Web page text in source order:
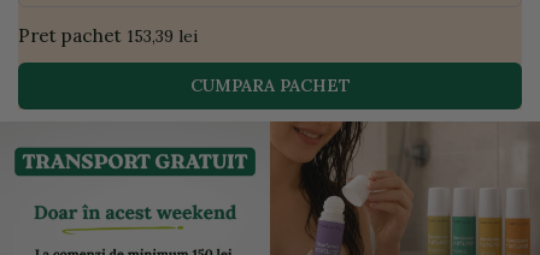
Pret pachet 153,39 lei
CUMPARA PACHET